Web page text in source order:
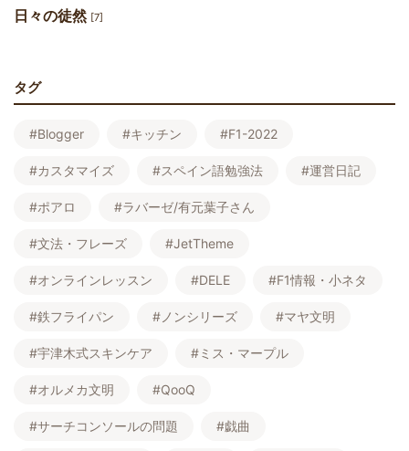
日々の徒然 [7]
タグ
#Blogger #キッチン #F1-2022
#カスタマイズ #スペイン語勉強法 #運営日記
#ポアロ #ラバーゼ/有元葉子さん
#文法・フレーズ #JetTheme
#オンラインレッスン #DELE #F1情報・小ネタ
#鉄フライパン #ノンシリーズ #マヤ文明
#宇津木式スキンケア #ミス・マープル
#オルメカ文明 #QooQ
#サーチコンソールの問題 #戯曲